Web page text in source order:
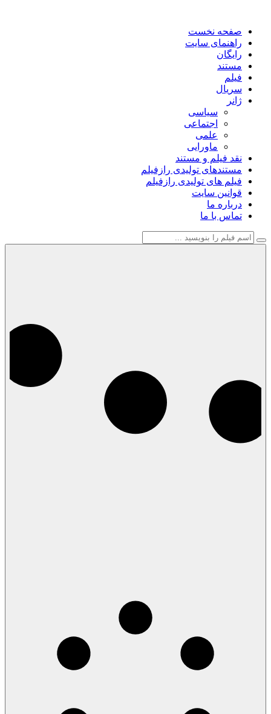
صفحه نخست
راهنمای سایت
رایگان
مستند
فیلم
سریال
ژانر
سیاسی
اجتماعی
علمی
ماورایی
نقد فیلم و مستند
مستندهای تولیدی رازفیلم
فیلم های تولیدی رازفیلم
قوانین سایت
درباره ما
تماس با ما